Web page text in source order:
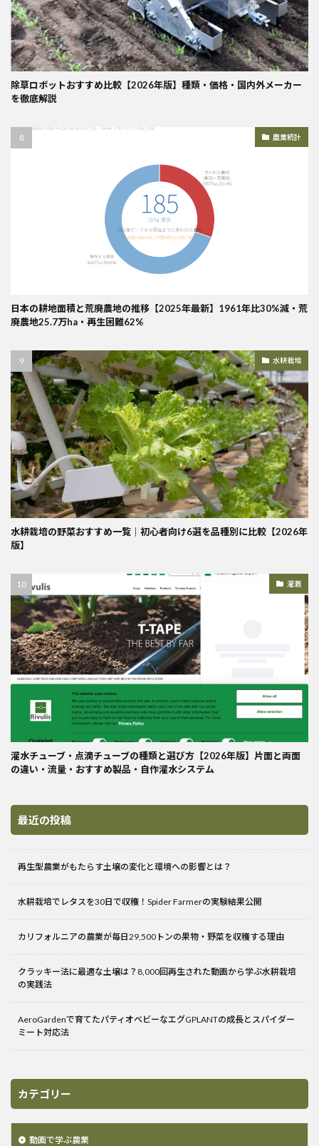
除草ロボットおすすめ比較【2026年版】種類・価格・国内外メーカー
を徹底解説
農業統計
日本の耕地面積と荒廃農地の推移【2025年最新】1961年比30%減・荒
廃農地25.7万ha・再生困難62%
水耕栽培
水耕栽培の野菜おすすめ一覧｜初心者向け6選を品種別に比較【2026年
版】
灌漑
灌水チューブ・点滴チューブの種類と選び方【2026年版】片面と両面
の違い・流量・おすすめ製品・自作灌水システム
最近の投稿
再生型農業がもたらす土壌の変化と環境への影響とは？
水耕栽培でレタスを30日で収穫！Spider Farmerの実験結果公開
カリフォルニアの農業が毎日29,500トンの果物・野菜を収穫する理由
クラッキー法に最適な土壌は？8,000回再生された動画から学ぶ水耕栽培
の実践法
AeroGardenで育てたパティオベビーなエグGPLANTの成長とスパイダー
ミート対応法
カテゴリー
動画で学ぶ農業